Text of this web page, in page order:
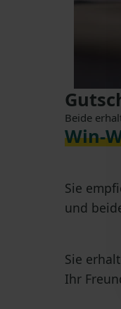
Beide
Win-
Sie
und
Sie
Ihr